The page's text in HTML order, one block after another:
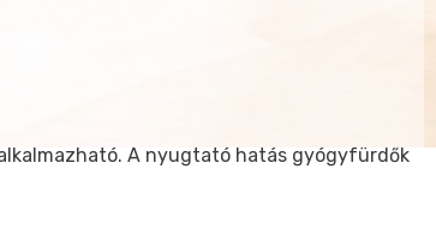
A nyugtató hatás gyógyfürdők